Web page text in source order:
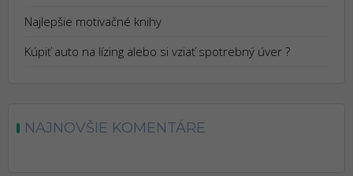
Najlepšie motivačné knihy
Kúpiť auto na lízing alebo si vziať spotrebný úver ?
NAJNOVŠIE KOMENTÁRE